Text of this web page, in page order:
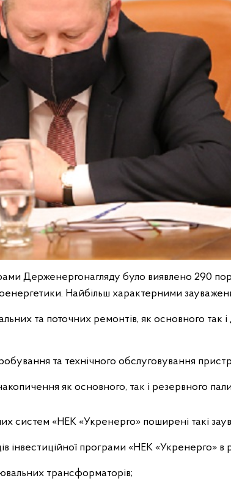
Держенергонагляду було виявлено 290
Найбільш характерними
та поточних ремонтів, як основного так
та технічного обслуговування
як основного, так і резервного
систем «НЕК «Укренерго» поширені такі
інвестиційної програми «НЕК «Укренерго» в
трансформаторів;